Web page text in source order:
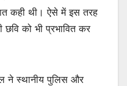
कही थी। ऐसे में इस तरह
को भी प्रभावित कर
ने स्थानीय पुलिस और